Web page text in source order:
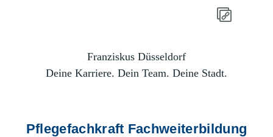
Franziskus Düsseldorf
Deine Karriere. Dein Team. Deine Stadt.
Pflegefachkraft Fachweiterbildung